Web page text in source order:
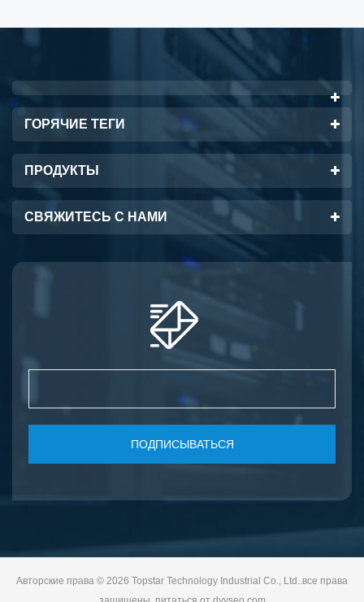
очень
метр (3,28 фута). Этот ЦАП SFP28 предназначен для
коротких соединений и поддерживает 25-гигабитное
между портами SFP28 коммутаторов внутри стоек и
соседними стойками. Он запрограммирован и
для работы с коммутаторами Intel 25GbE и сетевыми
ГОРЯЧИЕ ТЕГИ
ПРОДУКТЫ
СВЯЖИТЕСЬ С НАМИ
ПОДПИСЫВАТЬСЯ
Авторские права © 2026 Topstar Technology Industrial Co., Ltd..все права